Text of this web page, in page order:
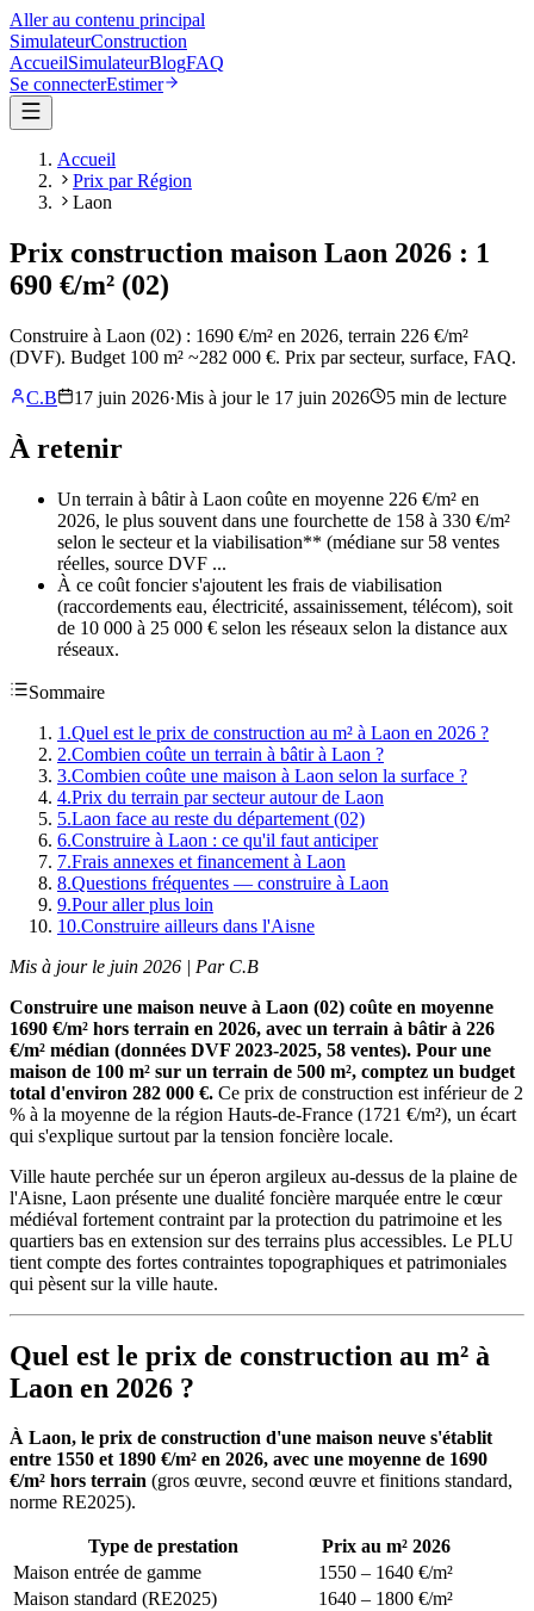
Aller au contenu principal
SimulateurConstruction
AccueilSimulateurBlogFAQ
Se connecterEstimer
Accueil
Prix par Région
Laon
Prix construction maison Laon 2026 : 1
690 €/m² (02)
Construire à Laon (02) : 1690 €/m² en 2026, terrain 226 €/m²
(DVF). Budget 100 m² ~282 000 €. Prix par secteur, surface, FAQ.
C.B
17 juin 2026·Mis à jour le 17 juin 2026 5 min de lecture
À retenir
Un terrain à bâtir à Laon coûte en moyenne 226 €/m² en
2026, le plus souvent dans une fourchette de 158 à 330 €/m²
selon le secteur et la viabilisation** (médiane sur 58 ventes
réelles, source DVF ...
À ce coût foncier s'ajoutent les frais de viabilisation
(raccordements eau, électricité, assainissement, télécom), soit
de 10 000 à 25 000 € selon les réseaux selon la distance aux
réseaux.
Sommaire
1 .Quel est le prix de construction au m² à Laon en 2026 ?
2.Combien coûte un terrain à bâtir à Laon ?
3.Combien coûte une maison à Laon selon la surface ?
4.Prix du terrain par secteur autour de Laon
5.Laon face au reste du département (02)
6.Construire à Laon : ce qu'il faut anticiper
7.Frais annexes et financement à Laon
8.Questions fréquentes — construire à Laon
9.Pour aller plus loin
10.Construire ailleurs dans l'Aisne
Mis à jour le juin 2026 | Par C.B
Construire une maison neuve à Laon (02) coûte en moyenne
1690 €/m² hors terrain en 2026, avec un terrain à bâtir à 226
€/m² médian (données DVF 2023-2025, 58 ventes). Pour une
maison de 100 m² sur un terrain de 500 m², comptez un budget
total d'environ 282 000 €. Ce prix de construction est inférieur de 2
% à la moyenne de la région Hauts-de-France (1721 €/m²), un écart
qui s'explique surtout par la tension foncière locale.
Ville haute perchée sur un éperon argileux au-dessus de la plaine de
l'Aisne, Laon présente une dualité foncière marquée entre le cœur
médiéval fortement contraint par la protection du patrimoine et les
quartiers bas en extension sur des terrains plus accessibles. Le PLU
tient compte des fortes contraintes topographiques et patrimoniales
qui pèsent sur la ville haute.
Quel est le prix de construction au m² à
Laon en 2026 ?
À Laon, le prix de construction d'une maison neuve s'établit
entre 1550 et 1890 €/m² en 2026, avec une moyenne de 1690
€/m² hors terrain (gros œuvre, second œuvre et finitions standard,
norme RE2025).
Type de prestation
Prix au m² 2026
Maison entrée de gamme
1550 – 1640 €/m²
Maison standard (RE2025)
1640 – 1800 €/m²